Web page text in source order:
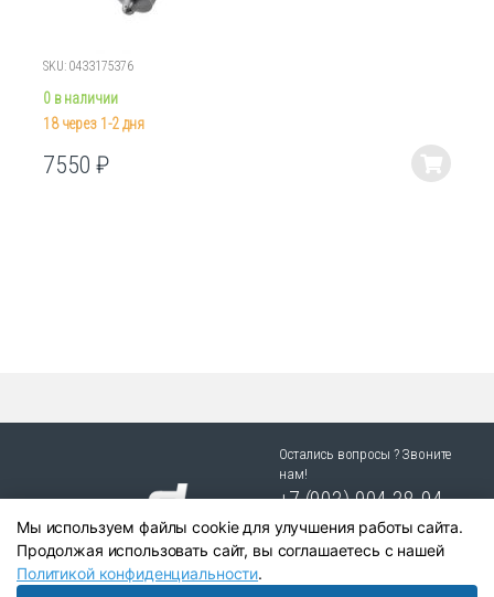
SKU: 0433175376
0 в наличии
18 через 1-2 дня
7550₽
Этот
товара.
Остались вопросы ? Звоните
нам!
+7 (903) 904 38-94
г. Новосибирск, ул. Степная
25/1 к.1
Мы используем файлы cookie для улучшения работы сайта.
Продолжая использовать сайт, вы соглашаетесь с нашей
Политикой конфиденциальности.